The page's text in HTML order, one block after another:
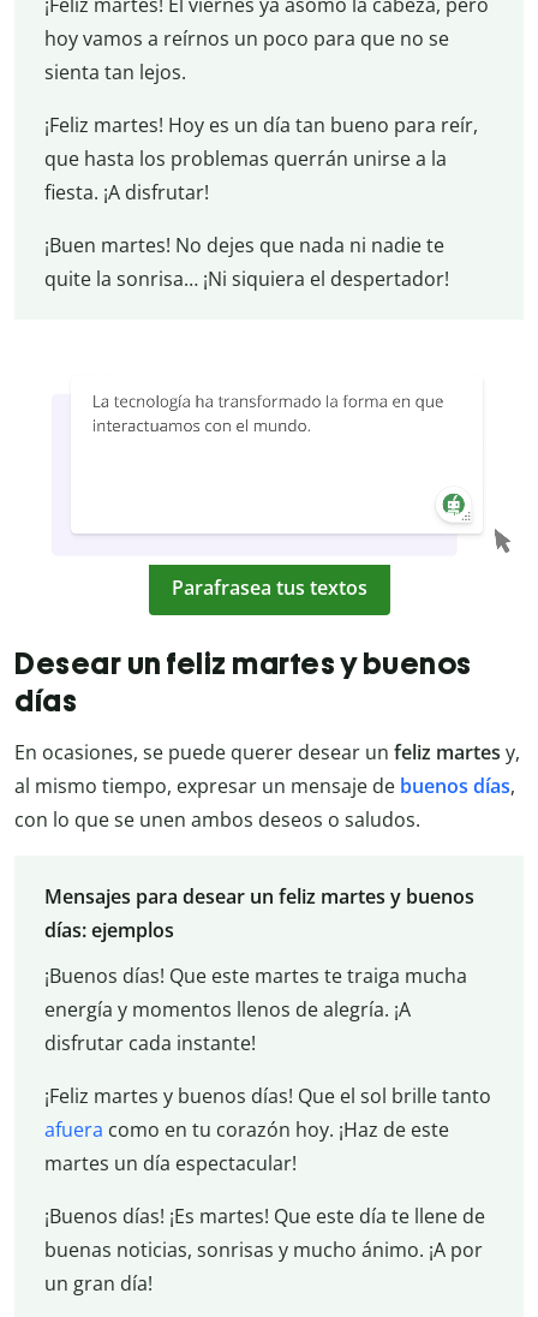
hoy vamos a reírnos un poco para que no se
sienta tan lejos.
¡Feliz martes! Hoy es un día tan bueno para reír,
que hasta los problemas querrán unirse a la
fiesta. ¡A disfrutar!
¡Buen martes! No dejes que nada ni nadie te
quite la sonrisa… ¡Ni siquiera el despertador!
Parafrasea tus textos
Desear un feliz martes y buenos
días
En ocasiones, se puede querer desear un feliz martes y,
al mismo tiempo, expresar un mensaje de buenos días,
con lo que se unen ambos deseos o saludos.
Mensajes para desear un feliz martes y buenos
días: ejemplos
¡Buenos días! Que este martes te traiga mucha
energía y momentos llenos de alegría. ¡A
disfrutar cada instante!
¡Feliz martes y buenos días! Que el sol brille tanto
afuera como en tu corazón hoy. ¡Haz de este
martes un día espectacular!
¡Buenos días! ¡Es martes! Que este día te llene de
buenas noticias, sonrisas y mucho ánimo. ¡A por
un gran día!